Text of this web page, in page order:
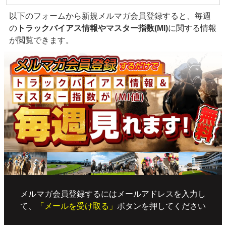
以下のフォームから新規メルマガ会員登録すると、毎週
の トラックバイアス情報やマスター指数(MI)に関する情報
が閲覧できます。
メルマガ会員登録するにはメールアドレスを入力し
て、
「メールを受け取る」 ボタンを押してください